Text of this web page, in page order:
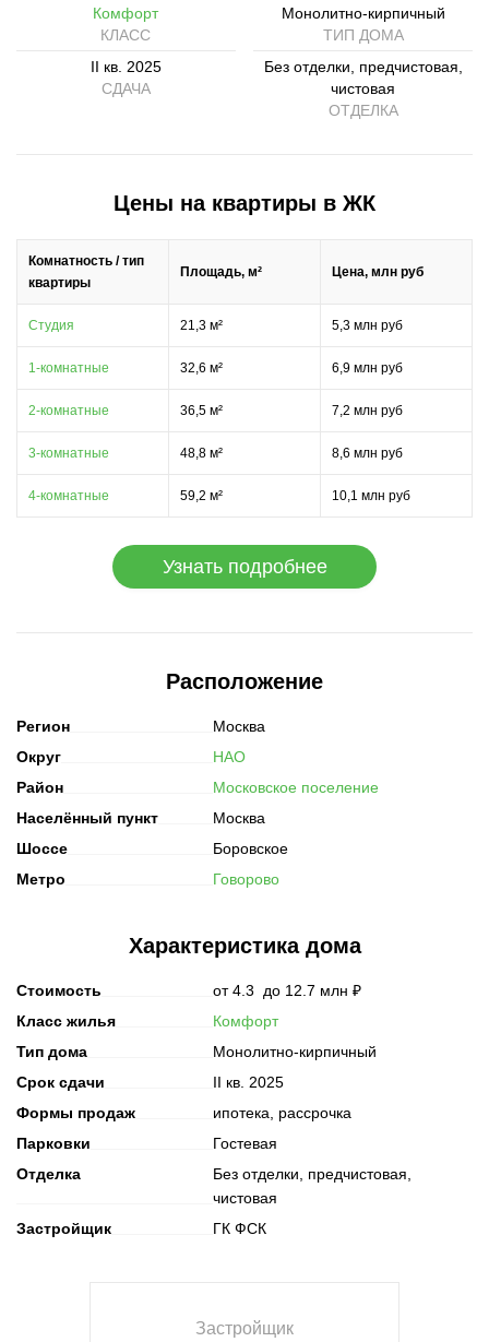
Комфорт
КЛАСС
Монолитно-кирпичный
ТИП ДОМА
II кв. 2025
СДАЧА
Без отделки, предчистовая,
чистовая
ОТДЕЛКА
Цены на квартиры в ЖК
Комнатность / тип
квартиры
Площадь, м² Цена, млн руб
Студия 21,3 м² 5,3 млн руб
1-комнатные 32,6 м² 6,9 млн руб
2-комнатные 36,5 м² 7,2 млн руб
3-комнатные 48,8 м² 8,6 млн руб
4-комнатные 59,2 м² 10,1 млн руб
Узнать подробнее
Расположение
Регион
Москва
Округ
НАО
Район
Московскoe поселение
Населённый пункт
Москва
Шоссе
Боровское
Метро
Говорово
Характеристика дома
Стоимость от4.3 до 12.7 млн ₽
Класс жилья
Комфорт
Тип дома
Монолитно-кирпичный
Срок сдачи
II кв. 2025
Формы продаж
ипотека, рассрочка
Парковки
Гостевая
Отделка
Без отделки, предчистовая,
чистовая
Застройщик
ГК ФСК
Застройщик